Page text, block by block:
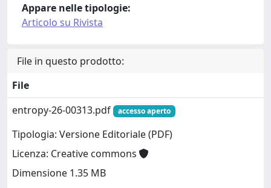
Appare nelle tipologie:
Articolo su Rivista
File in questo prodotto:
File
entropy-26-00313.pdf
accesso aperto
Tipologia: Versione Editoriale (PDF)
Licenza: Creative commons
Dimensione 1.35 MB